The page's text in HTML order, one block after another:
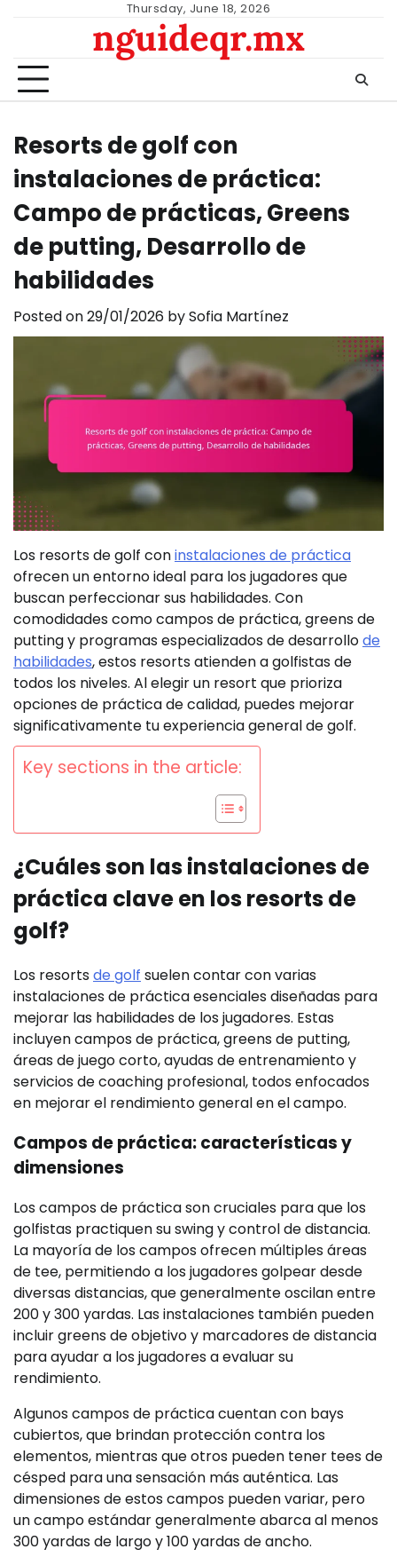
Thursday, June 18, 2026
nguideqr.mx
Resorts de golf con
instalaciones de práctica:
Campo de prácticas, Greens
de putting, Desarrollo de
habilidades
Posted on29/01/2026 bySofia Martínez
Los resorts de golf coninstalaciones de práctica
ofrecen un entorno ideal para los jugadores que
buscan perfeccionar sus habilidades. Con
comodidades como campos de práctica, greens de
putting y programas especializados de desarrollode
habilidades, estos resorts atienden a golfistas de
todos los niveles. Al elegir un resort que prioriza
opciones de práctica de calidad, puedes mejorar
significativamente tu experiencia general de golf.
Key sections in the article:
¿Cuáles son las instalaciones de
práctica clave en los resorts de
golf?
Los resortsde golf suelen contar con varias
instalaciones de práctica esenciales diseñadas para
mejorar las habilidades de los jugadores. Estas
incluyen campos de práctica, greens de putting,
áreas de juego corto, ayudas de entrenamiento y
servicios de coaching profesional, todos enfocados
en mejorar el rendimiento general en el campo.
Campos de práctica: características y
dimensiones
Los campos de práctica son cruciales para que los
golfistas practiquen su swing y control de distancia.
La mayoría de los campos ofrecen múltiples áreas
de tee, permitiendo a los jugadores golpear desde
diversas distancias, que generalmente oscilan entre
200 y 300 yardas. Las instalaciones también pueden
incluir greens de objetivo y marcadores de distancia
para ayudar a los jugadores a evaluar su
rendimiento.
Algunos campos de práctica cuentan con bays
cubiertos, que brindan protección contra los
elementos, mientras que otros pueden tener tees de
césped para una sensación más auténtica. Las
dimensiones de estos campos pueden variar, pero
un campo estándar generalmente abarca al menos
300 yardas de largo y 100 yardas de ancho.